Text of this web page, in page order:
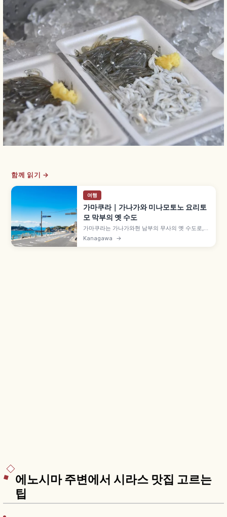
함께 읽기 →
여행
가마쿠라｜가나가와 미나모토노 요리토
모 막부의 옛 수도
가마쿠라는 가나가와현 남부의 무사의 옛 수도로,
미나모토노 요리토모가 막부를 연 곳입니다. 도쿄역
JR 요코스카선 약 1시간, 쓰루가오카 하치만구, 국
Kanagawa →
에노시마 주변에서 시라스 맛집 고르는
팁